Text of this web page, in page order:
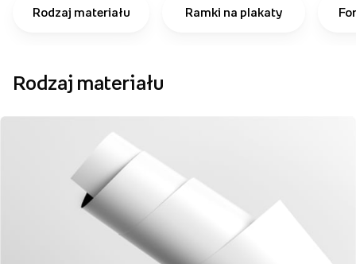
Rodzaj materiału Ramki na plakaty
Rodzaj materiału